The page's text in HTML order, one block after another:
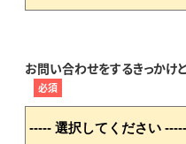
お問い合わせをするきっかけ
必須